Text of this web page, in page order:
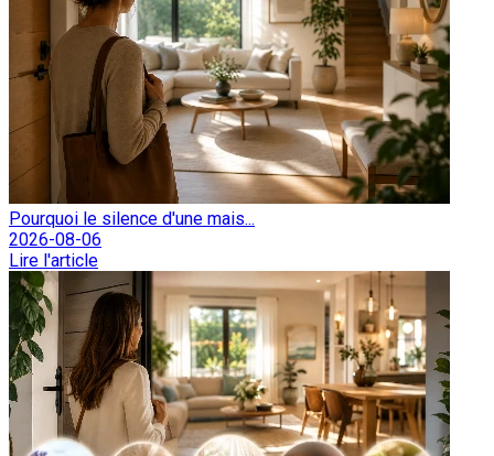
Pourquoi le silence d'une mais...
2026-08-06
Lire l'article